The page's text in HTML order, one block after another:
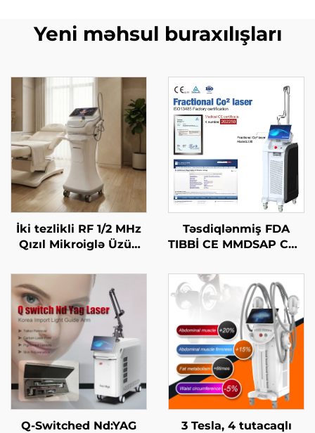
Yeni məhsul buraxılışları
İki tezlikli RF 1/2 MHz
Qızıl Mikroiglə Üzün
Təsdiqlənmiş FDA
TIBBİ CE MMDSAP CO2
Maşını
Q-Switched Nd:YAG
3 Tesla, 4 tutacaqlı